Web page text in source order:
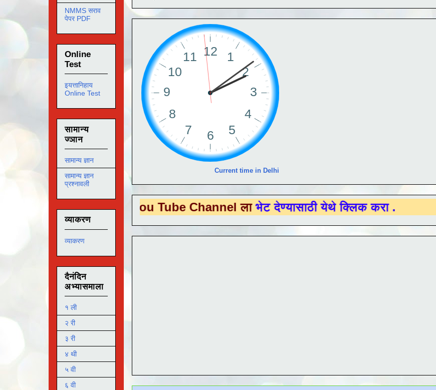
Current time in Delhi
या You Tube Channel लाभेट देण्यासाठी येथे क्लिक करा .
NMMS सराव
पेपर PDF
Online
Test
इयत्तानिहाय
Online Test
सामान्य
ज्ञान
सामान्य ज्ञान
सामान्य ज्ञान
प्रश्नावली
व्याकरण
व्याकरण
दैनंदिन
अभ्यासमाला
१ ली
२ री
३ री
४ थी
५ वी
६ वी